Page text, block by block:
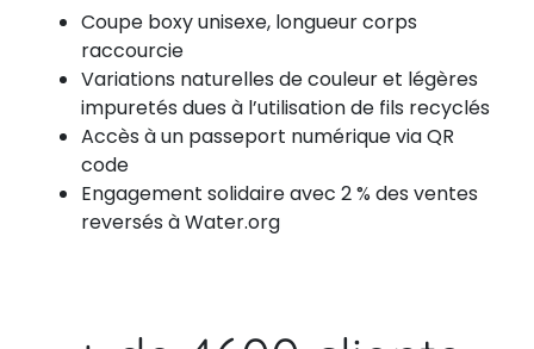
Coupe boxy unisexe, longueur corps
raccourcie
Variations naturelles de couleur et légères
impuretés dues à l’utilisation de fils recyclés
Accès à un passeport numérique via QR
code
Engagement solidaire avec 2 % des ventes
reversés à Water.org